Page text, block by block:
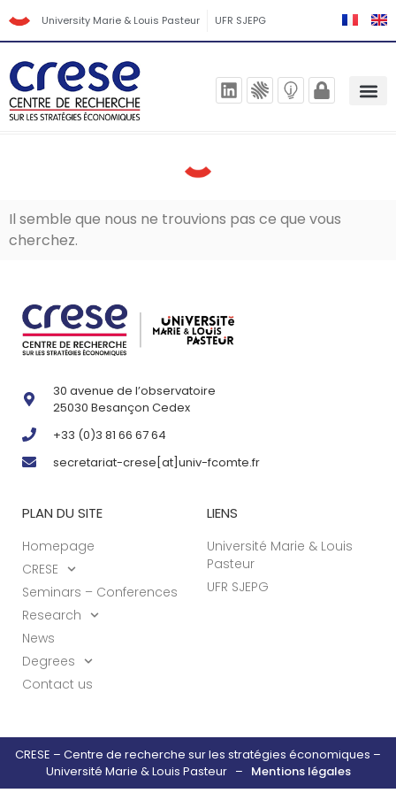
University Marie & Louis Pasteur UFR SJEPG
Il semble que nous ne trouvions pas ce que vous
cherchez.
30 avenue de l’observatoire
25030 Besançon Cedex
+33 (0)3 81 66 67 64
secretariat-crese[at]univ-fcomte.fr
PLAN DU SITE
Homepage
CRESE
Seminars – Conferences
Research
News
Degrees
Contact us
LIENS
Université Marie & Louis
Pasteur
UFR SJEPG
CRESE – Centre de recherche sur les stratégies économiques –
Université Marie & Louis Pasteur – Mentions légales